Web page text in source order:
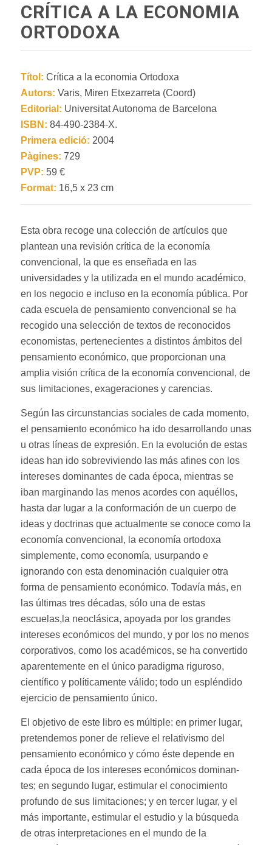
CRÍTICA A LA ECONOMIA
ORTODOXA
Títol: Crítica a la economia Ortodoxa
Autors: Varis, Miren Etxezarreta (Coord)
Editorial: Universitat Autonoma de Barcelona
ISBN: 84-490-2384-X.
Primera edició: 2004
Pàgines: 729
PVP: 59 €
Format: 16,5 x 23 cm
Esta obra recoge una colección de artículos que
plantean una revisión crítica de la economía
convencional, la que es enseñada en las
universidades y la utilizada en el mundo académico,
en los negocio e incluso en la economía pública. Por
cada escuela de pensamiento convencional se ha
recogido una selección de textos de reconocidos
economistas, pertenecientes a distintos ámbitos del
pensamiento económico, que proporcionan una
amplia visión crítica de la economía convencional, de
sus limitaciones, exageraciones y carencias.
Según las circunstancias sociales de cada momento,
el pensamiento económico ha ido desarrollando unas
u otras líneas de expresión. En la evolución de estas
ideas han ido sobreviviendo las más afines con los
intereses dominantes de cada época, mientras se
iban marginando las menos acordes con aquéllos,
hasta dar lugar a la conformación de un cuerpo de
ideas y doctrinas que actualmente se conoce como la
economía convencional, la economía ortodoxa
simplemente, como economía, usurpando e
ignorando con esta denominación cualquier otra
forma de pensamiento económico. Todavía más, en
las últimas tres décadas, sólo una de estas
escuelas,la neoclásica, apoyada por los grandes
intereses económicos del mundo, y por los no menos
corporativos, como los académicos, se ha convertido
aparentemente en el único paradigma riguroso,
científico y políticamente válido; todo un espléndido
ejercicio de pensamiento único.
El objetivo de este libro es múltiple: en primer lugar,
pretendemos poner de relieve el relativismo del
pensamiento económico y cómo éste depende en
cada época de los intereses económicos dominan-
tes; en segundo lugar, estimular el conocimiento
profundo de sus limitaciones; y en tercer lugar, y el
más importante, estimular el estudio y la búsqueda
de otras interpretaciones en el mundo de la